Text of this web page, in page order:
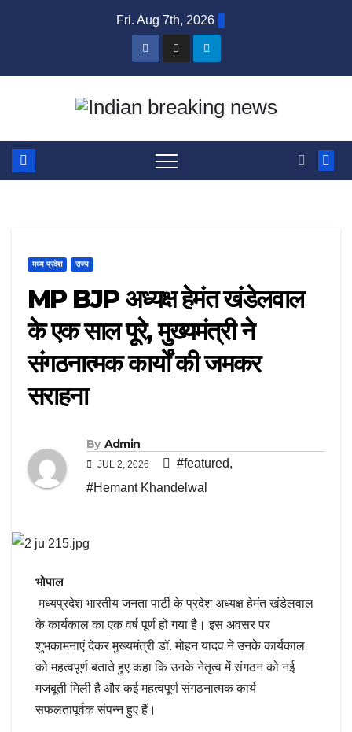
Fri. Aug 7th, 2026
मध्य प्रदेश राज्य
MP BJP अध्यक्ष हेमंत खंडेलवाल
के एक साल पूरे, मुख्यमंत्री ने
संगठनात्मक कार्यों की जमकर
सराहना
By Admin
JUL 2, 2026 #featured,
#Hemant Khandelwal
भोपाल
मध्यप्रदेश भारतीय जनता पार्टी के प्रदेश अध्यक्ष हेमंत खंडेलवाल
के कार्यकाल का एक वर्ष पूर्ण हो गया है। इस अवसर पर
शुभकामनाएं देकर मुख्यमंत्री डॉ. मोहन यादव ने उनके कार्यकाल
को महत्वपूर्ण बताते हुए कहा कि उनके नेतृत्व में संगठन को नई
मजबूती मिली है और कई महत्वपूर्ण संगठनात्मक कार्य
सफलतापूर्वक संपन्न हुए हैं।